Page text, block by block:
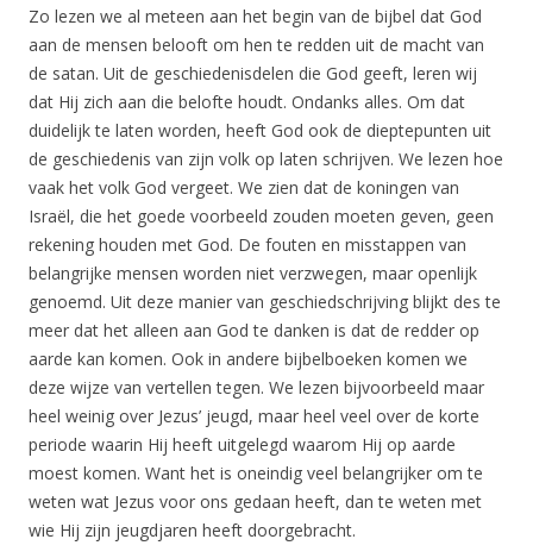
Zo lezen we al meteen aan het begin van de bijbel dat God
aan de mensen belooft om hen te redden uit de macht van
de satan. Uit de geschiedenisdelen die God geeft, leren wij
dat Hij zich aan die belofte houdt. Ondanks alles. Om dat
duidelijk te laten worden, heeft God ook de dieptepunten uit
de geschiedenis van zijn volk op laten schrijven. We lezen hoe
vaak het volk God vergeet. We zien dat de koningen van
Israël, die het goede voorbeeld zouden moeten geven, geen
rekening houden met God. De fouten en misstappen van
belangrijke mensen worden niet verzwegen, maar openlijk
genoemd. Uit deze manier van geschiedschrijving blijkt des te
meer dat het alleen aan God te danken is dat de redder op
aarde kan komen. Ook in andere bijbelboeken komen we
deze wijze van vertellen tegen. We lezen bijvoorbeeld maar
heel weinig over Jezus’ jeugd, maar heel veel over de korte
periode waarin Hij heeft uitgelegd waarom Hij op aarde
moest komen. Want het is oneindig veel belangrijker om te
weten wat Jezus voor ons gedaan heeft, dan te weten met
wie Hij zijn jeugdjaren heeft doorgebracht.